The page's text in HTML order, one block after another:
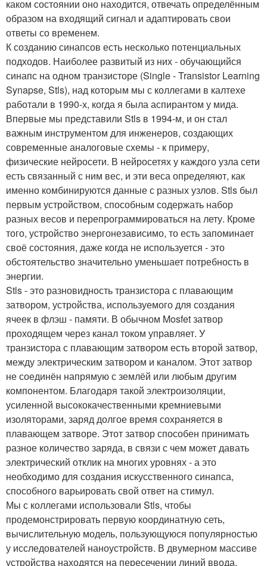
каком состоянии оно находится, отвечать определённым
образом на входящий сигнал и адаптировать свои
ответы со временем.
К созданию синапсов есть несколько потенциальных
подходов. Наиболее развитый из них - обучающийся
синапс на одном транзисторе (Single - Transistor Learning
Synapse, Stls), над которым мы с коллегами в калтехе
работали в 1990-х, когда я была аспирантом у мида.
Впервые мы представили Stls в 1994-м, и он стал
важным инструментом для инженеров, создающих
современные аналоговые схемы - к примеру,
физические нейросети. В нейросетях у каждого узла сети
есть связанный с ним вес, и эти веса определяют, как
именно комбинируются данные с разных узлов. Stls был
первым устройством, способным содержать набор
разных весов и перепрограммироваться на лету. Кроме
того, устройство энергонезависимо, то есть запоминает
своё состояния, даже когда не используется - это
обстоятельство значительно уменьшает потребность в
энергии.
Stls - это разновидность транзистора с плавающим
затвором, устройства, используемого для создания
ячеек в флэш - памяти. В обычном Mosfet затвор
проходящем через канал током управляет. У
транзистора с плавающим затвором есть второй затвор,
между электрическим затвором и каналом. Этот затвор
не соединён напрямую с землёй или любым другим
компонентом. Благодаря такой электроизоляции,
усиленной высококачественными кремниевыми
изоляторами, заряд долгое время сохраняется в
плавающем затворе. Этот затвор способен принимать
разное количество заряда, в связи с чем может давать
электрический отклик на многих уровнях - а это
необходимо для создания искусственного синапса,
способного варьировать свой ответ на стимул.
Мы с коллегами использовали Stls, чтобы
продемонстрировать первую координатную сеть,
вычислительную модель, пользующуюся популярностью
у исследователей наноустройств. В двумерном массиве
устройства находятся на пересечении линий ввода,